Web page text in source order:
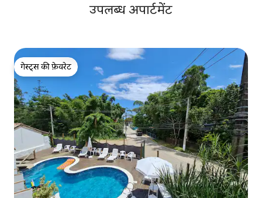
उपलब्ध अपार्टमेंट
गेस्ट्स की फ़ेवरेट
गेस्ट्स की फ़ेवरेट